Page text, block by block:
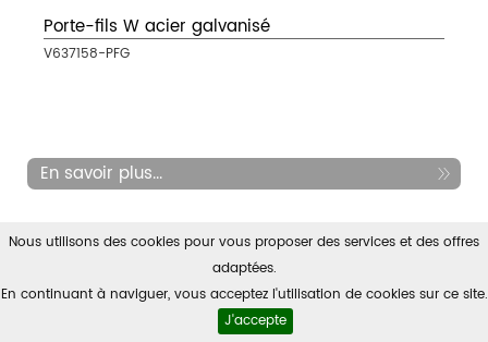
Nous utilisons des cookies pour vous proposer des services et des offres
adaptées.
En continuant à naviguer, vous acceptez l'utilisation de cookies sur ce site.
J'accepte
Porte-fils W acier galvanisé
V637158-PFG
En savoir plus...